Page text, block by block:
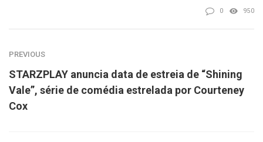
0 950
PREVIOUS
STARZPLAY anuncia data de estreia de “Shining
Vale”, série de comédia estrelada por Courteney
Cox